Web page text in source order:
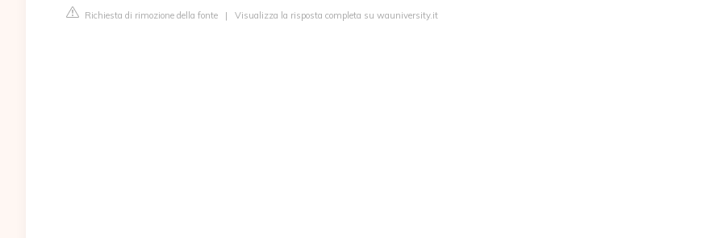
Richiesta di rimozione della fonte | Visualizza la risposta completa su wauniversity.it